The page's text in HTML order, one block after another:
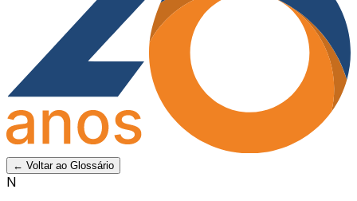
← Voltar ao Glossário
N